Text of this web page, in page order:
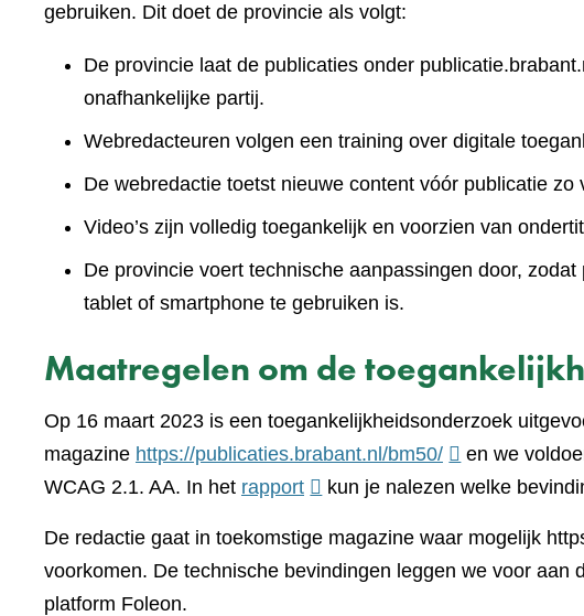
gebruiken. Dit doet de provincie als volgt:
De provincie laat de publicaties onder
onafhankelijke partij.
Webredacteuren volgen een training over digitale
De webredactie toetst nieuwe content vóór publicatie
Video’s zijn volledig toegankelijk en voorzien van
De provincie voert technische aanpassingen door,
tablet of smartphone te gebruiken is.
Maatregelen om de
Op 16 maart 2023 is een toegankelijkheidsonderzoek
magazine https://publicaties.brabant.nl/bm50/(verwijst
naar
andere
en we
WCAG 2.1. AA. In het rapport(verwijst
een
andere
kun je nalezen welke
De redactie gaat in toekomstige magazine waar mogelijk
voorkomen. De technische bevindingen leggen we voor aan
platform Foleon.